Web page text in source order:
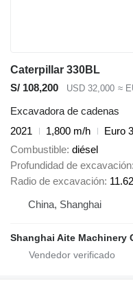
Caterpillar 330BL
S/ 108,200
USD 32,000 ≈
Excavadora de cadenas
2021
1,800 m/h
Euro 3
Combustible diésel
Profundidad de excavación
Radio de excavación
China, Shanghai
Shanghai Aite Machinery